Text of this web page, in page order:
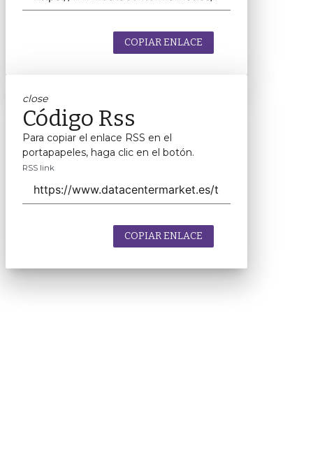
COPIAR ENLACE
close
Código Rss
Para copiar el enlace RSS en el
portapapeles, haga clic en el botón.
RSS link
COPIAR ENLACE